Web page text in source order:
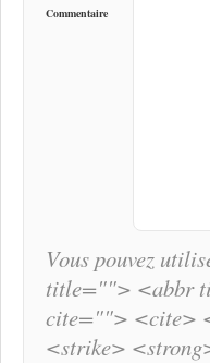
Commentaire
Vous pouvez
title=""> <abbr
cite=""> <cite>
<strike>